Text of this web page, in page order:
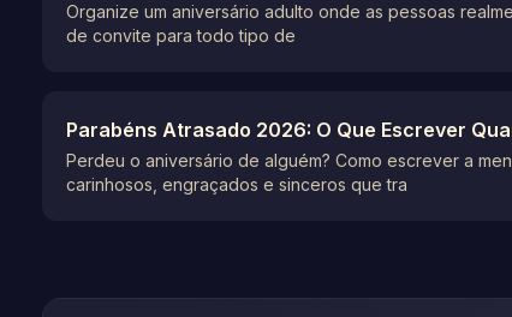
Organize um aniversário adulto onde as pessoas
de convite para todo tipo de
Parabéns Atrasado 2026: O Que Escrever
Perdeu o aniversário de alguém? Como escrever a
carinhosos, engraçados e sinceros que tra